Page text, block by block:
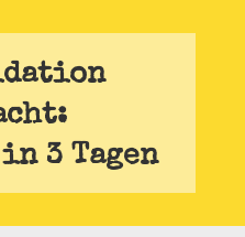
3 Tagen